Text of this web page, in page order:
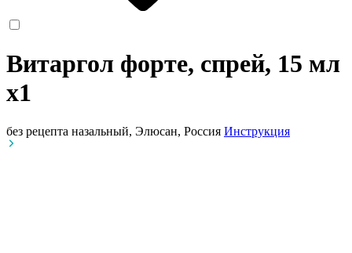
Витаргол форте, спрей, 15 мл
x1
без рецепта назальный, Элюсан, Россия Инструкция